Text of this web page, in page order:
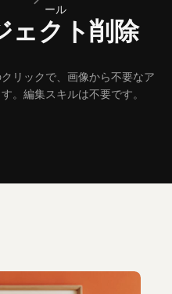
ール
ェクト削除
リックで、画像から不要なア
。編集スキルは不要です。